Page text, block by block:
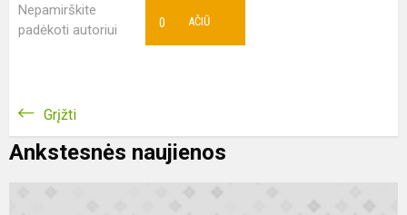
Nepamirškite
padėkoti autoriui
AČIŪ
0
Grįžti
Ankstesnės naujienos